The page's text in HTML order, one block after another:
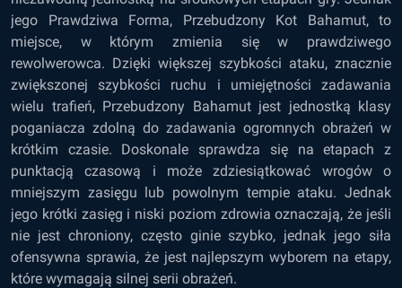
jego Prawdziwa Forma, Przebudzony Kot Bahamut, to
miejsce, w którym zmienia się w prawdziwego
rewolwerowca. Dzięki większej szybkości ataku, znacznie
zwiększonej szybkości ruchu i umiejętności zadawania
wielu trafień, Przebudzony Bahamut jest jednostką klasy
poganiacza zdolną do zadawania ogromnych obrażeń w
krótkim czasie. Doskonale sprawdza się na etapach z
punktacją czasową i może zdziesiątkować wrogów o
mniejszym zasięgu lub powolnym tempie ataku. Jednak
jego krótki zasięg i niski poziom zdrowia oznaczają, że jeśli
nie jest chroniony, często ginie szybko, jednak jego siła
ofensywna sprawia, że jest najlepszym wyborem na etapy,
które wymagają silnej serii obrażeń.